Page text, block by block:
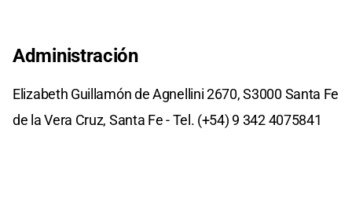
Administración
Elizabeth Guillamón de Agnellini 2670, S3000 Santa Fe
de la Vera Cruz, Santa Fe - Tel. (+54) 9 342 4075841